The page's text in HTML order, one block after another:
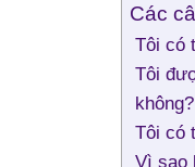
Các
Tôi có
Tôi
không?
Tôi có
Vì sao